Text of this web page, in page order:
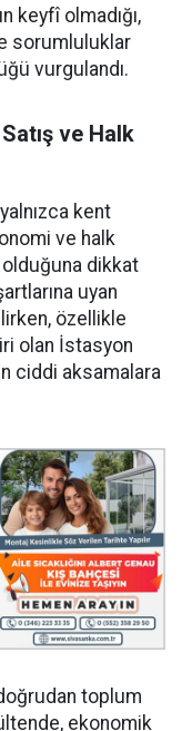
keyfî olmadığı,
sorumluluklar
vurgulandı.
ve Halk
kent
ve halk
olduğuna dikkat
uyan
özellikle
olan İstasyon
ciddi aksamalara
toplum
ekonomik